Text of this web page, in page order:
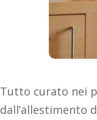
Tutto curato nei
dall’allestimento